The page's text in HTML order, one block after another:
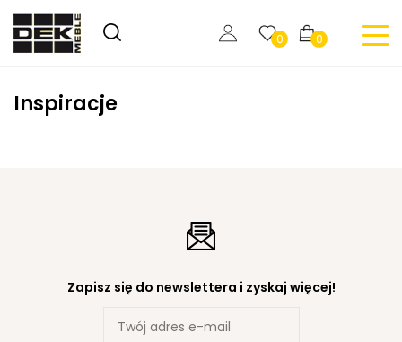
0 0
Inspiracje
Zapisz się do newslettera i zyskaj więcej!